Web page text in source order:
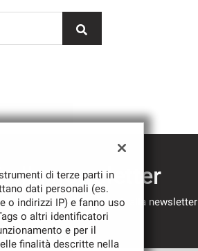
newsletter
sottostante per iscriverti alla
di terze parti in
dati personali (es.
o indirizzi IP) e fanno uso
o altri identificatori
e per il
finalità descritte nella